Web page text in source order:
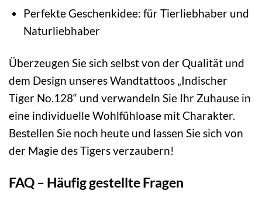
Perfekte Geschenkidee: für Tierliebhaber und
Naturliebhaber
Überzeugen Sie sich selbst von der Qualität und
dem Design unseres Wandtattoos „Indischer
Tiger No.128“ und verwandeln Sie Ihr Zuhause in
eine individuelle Wohlfühloase mit Charakter.
Bestellen Sie noch heute und lassen Sie sich von
der Magie des Tigers verzaubern!
FAQ – Häufig gestellte Fragen